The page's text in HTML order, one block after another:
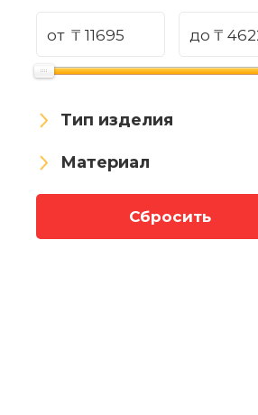
от ₸ до ₸
Тип изделия
Материал
Сбросить